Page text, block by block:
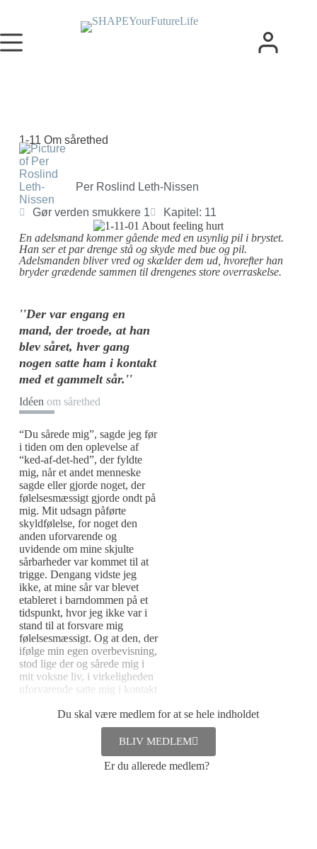
1-11 Om sårethed
Per Roslind Leth-Nissen
Gør verden smukkere 1 Kapitel: 11
En adelsmand kommer gående med en usynlig pil i brystet.
Han ser et par drenge stå og skyde med bue og pil.
Adelsmanden bliver vred og skælder dem ud, hvorefter han
bryder grædende sammen til drengenes store overraskelse.
''Der var engang en
mand, der troede, at han
blev såret, hver gang
nogen satte ham i kontakt
med et gammelt sår.''
Idéen om sårethed
“Du sårede mig”, sagde jeg før
i tiden om den oplevelse af
“ked-af-det-hed”, der fyldte
mig, når et andet menneske
sagde eller gjorde noget, der
følelsesmæssigt gjorde ondt på
mig. Mit udsagn påførte
skyldfølelse, for noget den
anden uforvarende og
uvidende om mine skjulte
sårbarheder var kommet til at
trigge. Dengang vidste jeg
ikke, at mine sår var blevet
etableret i barndommen på et
tidspunkt, hvor jeg ikke var i
stand til at forsvare mig
følelsesmæssigt. Og at den, der
ifølge min egen overbevisning,
stod lige der og sårede mig i
mit voksne liv, i virkeligheden
uforvarende satte mig i kontakt
ikke skabte et nyt sår. Ofte har
nogen i min omgangskreds
eller jeg selv sagt noget, der
har sat andre i kontakt med
Du skal være medlem for at se hele indholdet
BLIV MEDLEM
Er du allerede medlem?